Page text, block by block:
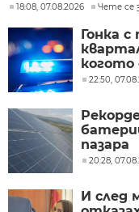
18:08, 07.08.2026 Чете се
Гонка
когото
22:50,
пазара
20:28,
И след